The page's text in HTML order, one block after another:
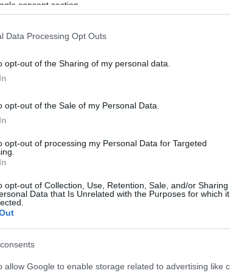
consent section.
Data Processing Opt Outs
opt-out of the Sharing of my personal data.
opt-out of the Sale of my Personal Data.
opt-out of processing my Personal Data for Targeted
opt-out of Collection, Use, Retention, Sale, and/or Sharing
Data that Is Unrelated with the Purposes for which it
allow Google to enable storage related to advertising like
áfás magánszemélyek, az őstermelők és az egyéni
bevallássá, azt mindenképpen be kell nyújtaniuk.
tervezetet, akik tavaly év közben nem vették igénybe az
a bevallásban kérhetik. Ellenőrizniük kell a bevallás
amiről a NAV-nak nincs teljes körű információja, ilyen
adóhatóság.
fizetendő adója lehet, ennek ugyanis a fizetési határideje
esetén az 1 plusz 1 százalékos felajánlás sem lesz
visszaigényelhető adójuk van, mivel május 20-ig a
megadásával.
például a kérdés-felelet funkció, amely segít
videós segédletek is elérhetők több témában a NAV
DÁP- vagy Ügyfélkapu+-regisztrációval a